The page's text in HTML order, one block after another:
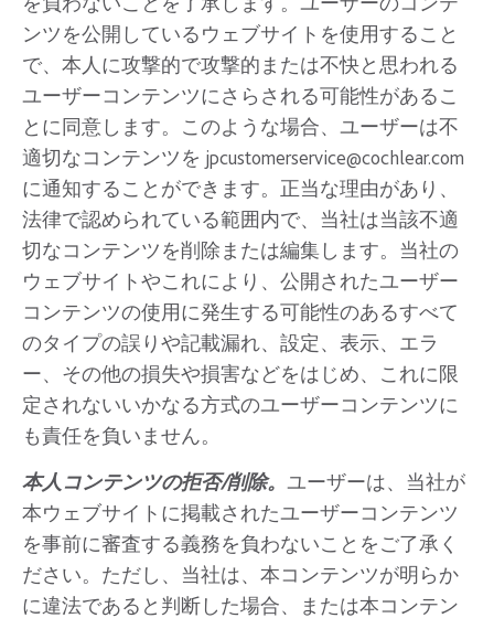
ンツを公開しているウェブサイトを使用すること
で、本人に攻撃的で攻撃的または不快と思われる
ユーザーコンテンツにさらされる可能性があるこ
とに同意します。このような場合、ユーザーは不
適切なコンテンツを jpcustomerservice@cochlear.com
に通知することができます。正当な理由があり、
法律で認められている範囲内で、当社は当該不適
切なコンテンツを削除または編集します。当社の
ウェブサイトやこれにより、公開されたユーザー
コンテンツの使用に発生する可能性のあるすべて
のタイプの誤りや記載漏れ、設定、表示、エラ
ー、その他の損失や損害などをはじめ、これに限
定されないいかなる方式のユーザーコンテンツに
も責任を負いません。
本人コンテンツの拒否/削除。 ユーザーは、当社が
本ウェブサイトに掲載されたユーザーコンテンツ
を事前に審査する義務を負わないことをご了承く
ださい。ただし、当社は、本コンテンツが明らか
に違法であると判断した場合、または本コンテン